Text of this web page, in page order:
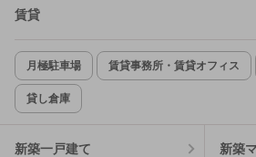
賃貸
月極駐車場 賃貸事務所・賃貸オフィス
貸し倉庫
新築一戸建て 新築